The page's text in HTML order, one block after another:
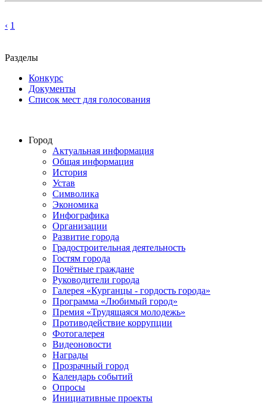
‹ 1
Разделы
Конкурс
Документы
Список мест для голосования
Город
Актуальная информация
Общая информация
История
Устав
Символика
Экономика
Инфографика
Организации
Развитие города
Градостроительная деятельность
Гостям города
Почётные граждане
Руководители города
Галерея «Курганцы - гордость города»
Программа «Любимый город»
Премия «Трудящаяся молодежь»
Противодействие коррупции
Фотогалерея
Видеоновости
Награды
Прозрачный город
Календарь событий
Опросы
Инициативные проекты